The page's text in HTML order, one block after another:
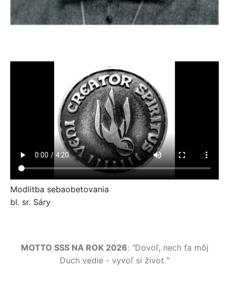
Modlitba sebaobetovania
bl. sr. Sáry
MOTTO SSS NA ROK 2026: "Dovoľ, nech ťa môj
Duch vedie - vyvoľ si život."